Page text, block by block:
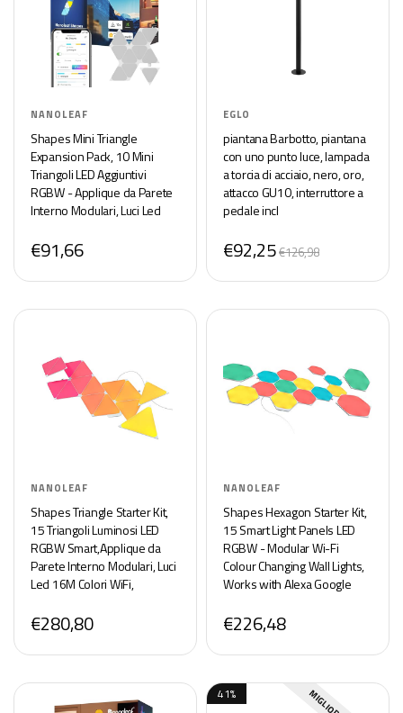
NANOLEAF
Shapes Mini Triangle
Expansion Pack, 10 Mini
Triangoli LED Aggiuntivi
RGBW - Applique da Parete
Interno Modulari, Luci Led
con Alexa, Sincronia Musica e
Monitor
€91,66
EGLO
piantana Barbotto, piantana
con uno punto luce, lampada
a torcia di acciaio, nero, oro,
attacco GU10, interruttore a
pedale incl
€92,25€126,98
NANOLEAF
Shapes Triangle Starter Kit,
15 Triangoli Luminosi LED
RGBW Smart,Applique da
Parete Interno Modulari, Luci
Led 16M Colori WiFi,
Sincronia Musica e Monitor
€280,80
NANOLEAF
Shapes Hexagon Starter Kit,
15 Smart Light Panels LED
RGBW - Modular Wi-Fi
Colour Changing Wall Lights,
Works with Alexa Google
Room Decor & Gaming
€226,48
41%